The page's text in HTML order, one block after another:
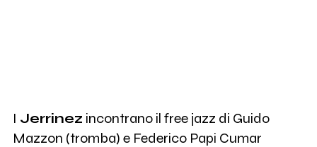
I Jerrinez incontrano il free jazz di Guido
Mazzon (tromba) e Federico Papi Cumar